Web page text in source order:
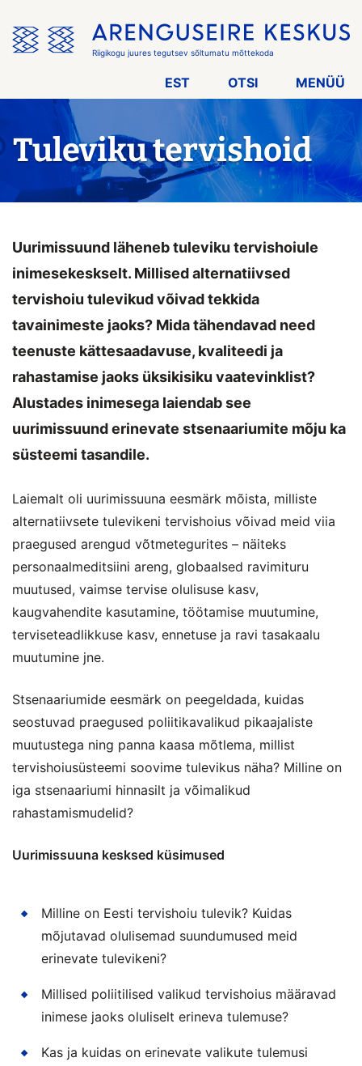
menüü
vahele
Riigikogu juures tegutsev sõltumatu mõttekoda
EST OTSI MENÜÜ
Tuleviku tervishoid
Uurimissuund läheneb tuleviku tervishoiule
inimesekeskselt. Millised alternatiivsed
tervishoiu tulevikud võivad tekkida
tavainimeste jaoks? Mida tähendavad need
teenuste kättesaadavuse, kvaliteedi ja
rahastamise jaoks üksikisiku vaatevinklist?
Alustades inimesega laiendab see
uurimissuund erinevate stsenaariumite mõju ka
süsteemi tasandile.
Laiemalt oli uurimissuuna eesmärk mõista, milliste
alternatiivsete tulevikeni tervishoius võivad meid viia
praegused arengud võtmetegurites – näiteks
personaalmeditsiini areng, globaalsed ravimituru
muutused, vaimse tervise olulisuse kasv,
kaugvahendite kasutamine, töötamise muutumine,
terviseteadlikkuse kasv, ennetuse ja ravi tasakaalu
muutumine jne.
Stsenaariumide eesmärk on peegeldada, kuidas
seostuvad praegused poliitikavalikud pikaajaliste
muutustega ning panna kaasa mõtlema, millist
tervishoiusüsteemi soovime tulevikus näha? Milline on
iga stsenaariumi hinnasilt ja võimalikud
rahastamismudelid?
Uurimissuuna kesksed küsimused
Milline on Eesti tervishoiu tulevik? Kuidas
mõjutavad olulisemad suundumused meid
erinevate tulevikeni?
Millised poliitilised valikud tervishoius määravad
inimese jaoks oluliselt erineva tulemuse?
Kas ja kuidas on erinevate valikute tulemusi